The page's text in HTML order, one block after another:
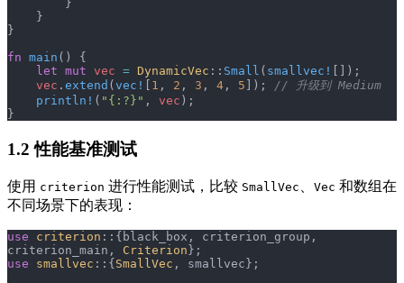
        }
    }
}
fn main () {
    let
mut vec = DynamicVec :: Small ( smallvec!
[]);
    vec
. extend ( vec! 1 , 2 , 3 , 4 , 5 ]);
// 升级到 Medium
    println!
( "{:?}" , vec );
}
1.2 性能基准测试
使用 criterion 进行性能测试，比较 SmallVec Vec 和数组在
不同场景下的表现：
use criterion ::{black_box, criterion_group,
criterion_main, Criterion };
use smallvec ::{ SmallVec , smallvec};